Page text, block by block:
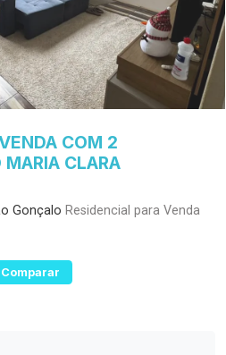
COM 2
MARIA CLARA
Gonçalo Residencial para Venda
Comparar